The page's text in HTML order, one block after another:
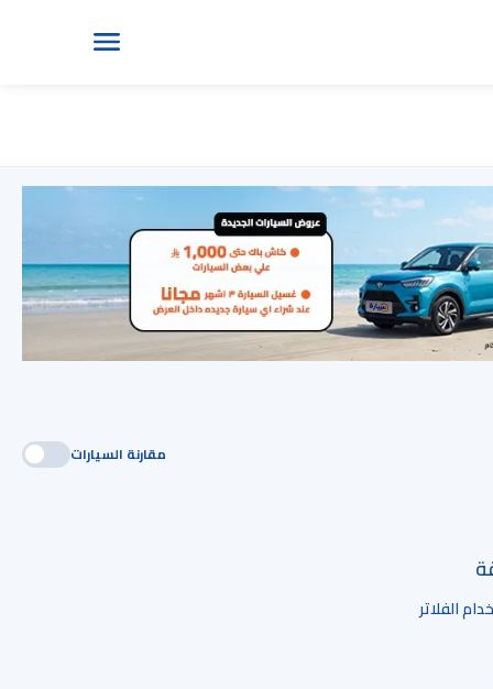
مقارنة السيارات
الفلاتر